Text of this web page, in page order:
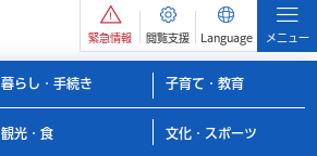
緊急情報 閲覧支援 Language メニュー
暮らし・手続き 子育て・教育
観光・食 文化・スポーツ